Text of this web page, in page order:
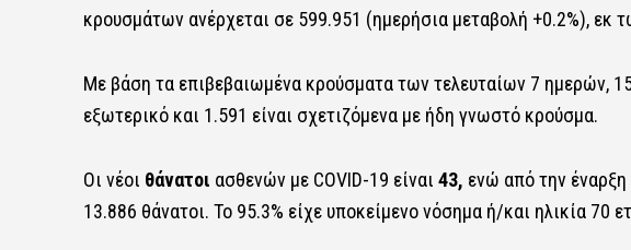
κρουσμάτων ανέρχεται σε 599.951 (ημερήσια μεταβολή +0.2%), εκ
Με βάση τα επιβεβαιωμένα κρούσματα των τελευταίων 7 ημερών,
εξωτερικό και 1.591 είναι σχετιζόμενα με ήδη γνωστό κρούσμα.
Οι νέοι θάνατοι ασθενών με COVID-19 είναι 43, ενώ από την έναρξη
13.886 θάνατοι. Το 95.3% είχε υποκείμενο νόσημα ή/και ηλικία 70